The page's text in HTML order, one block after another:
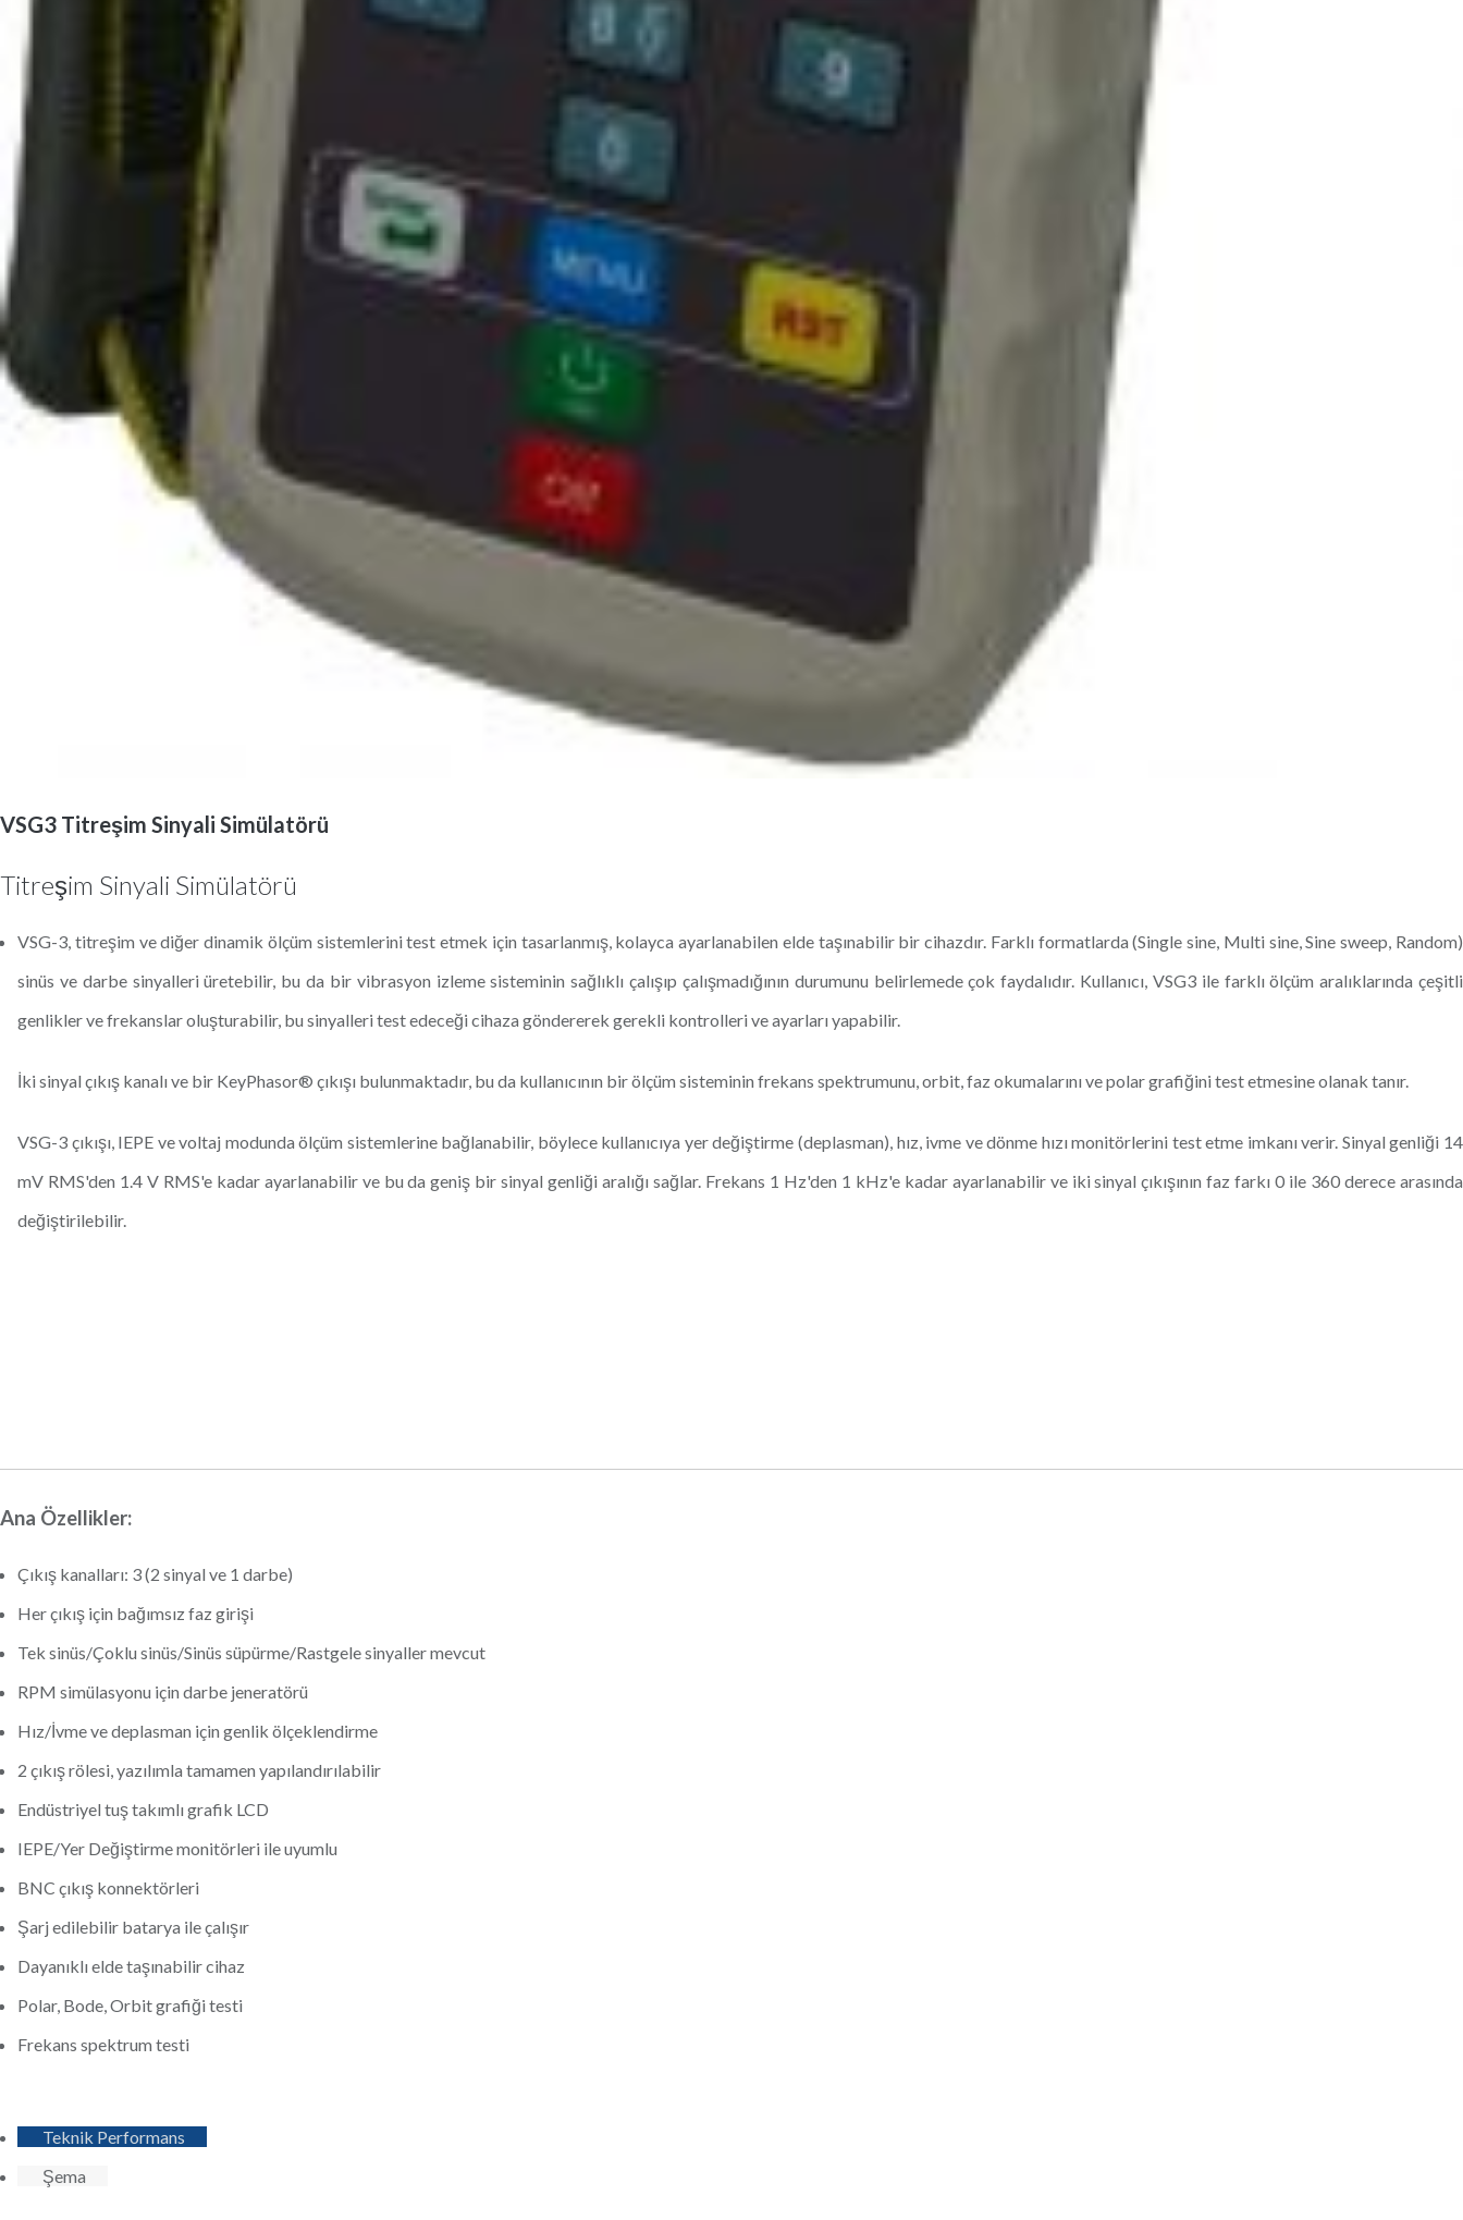
VSG3 Titreşim Sinyali Simülatörü
Titreşim Sinyali Simülatörü
VSG-3, titreşim ve diğer dinamik ölçüm sistemlerini test etmek için tasarlanmış, kolayca ayarlanabilen elde taşınabilir bir cihazdır. Farklı formatlarda (Single sine, Multi sine, Sine sweep, Random)
sinüs ve darbe sinyalleri üretebilir, bu da bir vibrasyon izleme sisteminin sağlıklı çalışıp çalışmadığının durumunu belirlemede çok faydalıdır. Kullanıcı, VSG3 ile farklı ölçüm aralıklarında çeşitli
genlikler ve frekanslar oluşturabilir, bu sinyalleri test edeceği cihaza göndererek gerekli kontrolleri ve ayarları yapabilir.
İki sinyal çıkış kanalı ve bir KeyPhasor® çıkışı bulunmaktadır, bu da kullanıcının bir ölçüm sisteminin frekans spektrumunu, orbit, faz okumalarını ve polar grafiğini test etmesine olanak tanır.
VSG-3 çıkışı, IEPE ve voltaj modunda ölçüm sistemlerine bağlanabilir, böylece kullanıcıya yer değiştirme (deplasman), hız, ivme ve dönme hızı monitörlerini test etme imkanı verir. Sinyal genliği 14
mV RMS'den 1.4 V RMS'e kadar ayarlanabilir ve bu da geniş bir sinyal genliği aralığı sağlar. Frekans 1 Hz'den 1 kHz'e kadar ayarlanabilir ve iki sinyal çıkışının faz farkı 0 ile 360 derece arasında
değiştirilebilir.
Ana Özellikler:
Çıkış kanalları: 3 (2 sinyal ve 1 darbe)
Her çıkış için bağımsız faz girişi
Tek sinüs/Çoklu sinüs/Sinüs süpürme/Rastgele sinyaller mevcut
RPM simülasyonu için darbe jeneratörü
Hız/İvme ve deplasman için genlik ölçeklendirme
2 çıkış rölesi, yazılımla tamamen yapılandırılabilir
Endüstriyel tuş takımlı grafik LCD
IEPE/Yer Değiştirme monitörleri ile uyumlu
BNC çıkış konnektörleri
Şarj edilebilir batarya ile çalışır
Dayanıklı elde taşınabilir cihaz
Polar, Bode, Orbit grafiği testi
Frekans spektrum testi
Teknik Performans
Şema